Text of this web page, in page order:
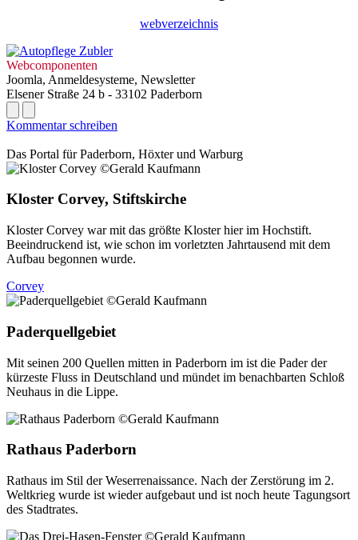
webverzeichnis
Webcomponenten
Joomla, Anmeldesysteme, Newsletter
Elsener Straße 24 b - 33102 Paderborn
Kommentar schreiben
Das Portal fürPaderborn, Höxterund Warburg
Kloster Corvey, Stiftskirche
Kloster Corvey war mit das größte Kloster hier im Hochstift.
Beeindruckend ist, wie schon im vorletzten Jahrtausend mit dem
Aufbau begonnen wurde.
Corvey
Paderquellgebiet
Mit seinen 200 Quellen mitten in Paderborn im ist die Pader der
kürzeste Fluss in Deutschland und mündet im benachbarten Schloß
Neuhaus in die Lippe.
Rathaus Paderborn
Rathaus im Stil der Weserrenaissance. Nach der Zerstörung im 2.
Weltkrieg wurde ist wieder aufgebaut und ist noch heute Tagungsort
des Stadtrates.